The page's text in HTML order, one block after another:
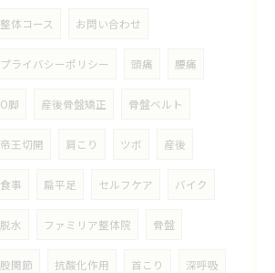
整体コース お問い合わせ
プライバシーポリシー 頭痛 腰痛
O脚 産後骨盤矯正 骨盤ベルト
帝王切開 肩こり ツボ 産後
食事 扁平足 セルフケア バイク
脱水 ファミリア整体院 骨盤
股関節 抗酸化作用 首こり 深呼吸